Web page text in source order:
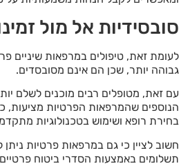
סובסידיות אל מול
לעומת זאת, טיפולים במרפאות שיניים
גבוהה יותר, שכן הם אינם מסובסדים.
עם זאת, מטופלים רבים מוכנים לשלם
הנוספים שהמרפאות הפרטיות מציעות,
בחירת רופא ושימוש בטכנולוגיות
חשוב לציין כי גם במרפאות פרטיות
תשלומים באמצעות הסדרי ביטוח